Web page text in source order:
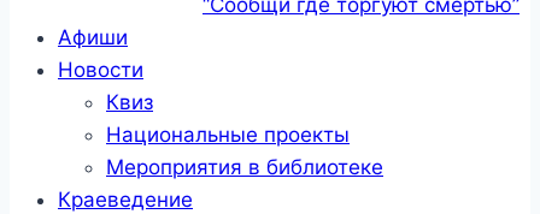
“Сообщи где торгуют смертью”
Афиши
Новости
Квиз
Национальные проекты
Мероприятия в библиотеке
Краеведение